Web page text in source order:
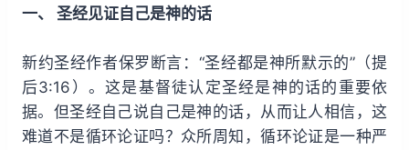
一、 圣经见证自己是神的话
新约圣经作者保罗断言：“圣经都是神所默示的”（提
后3:16）。这是基督徒认定圣经是神的话的重要依
据。但圣经自己说自己是神的话，从而让人相信，这
难道不是循环论证吗？众所周知，循环论证是一种严